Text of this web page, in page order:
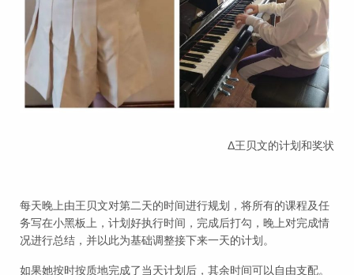
Δ王贝文的计划和奖状
每天晚上由王贝文对第二天的时间进行规划，将所有的课程及任
务写在小黑板上，计划好执行时间，完成后打勾，晚上对完成情
况进行总结，并以此为基础调整接下来一天的计划。
如果她按时按质地完成了当天计划后，其余时间可以自由支配。